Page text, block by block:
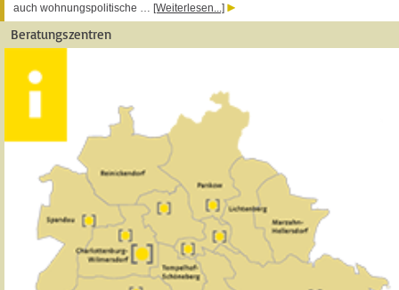
auch wohnungspolitische … [Weiterlesen...]
Beratungszentren